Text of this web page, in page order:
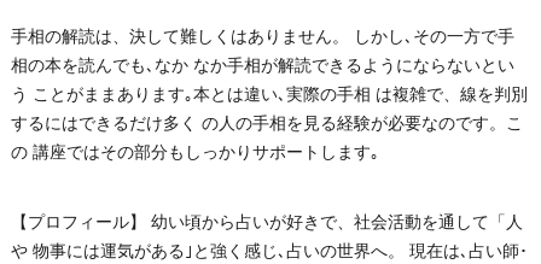
手相の解読は、決して難しくはありません。 しかし､その一方で手
相の本を読んでも､なか なか手相が解読できるようにならないとい
う ことがままあります｡本とは違い､実際の手相 は複雑で、線を判別
するにはできるだけ多く の人の手相を見る経験が必要なのです。こ
の 講座ではその部分もしっかりサポートします｡
【プロフィール】 幼い頃から占いが好きで、社会活動を通して「人
や 物事には運気がある｣と強く感じ､占いの世界へ。 現在は､占い師･